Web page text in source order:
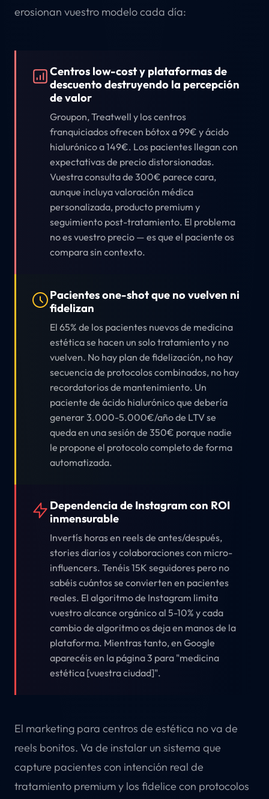
erosionan vuestro modelo cada día:
Centros low-cost y plataformas de
descuento destruyendo la percepción
de valor
Groupon, Treatwell y los centros
franquiciados ofrecen bótox a 99€ y ácido
hialurónico a 149€. Los pacientes llegan con
expectativas de precio distorsionadas.
Vuestra consulta de 300€ parece cara,
aunque incluya valoración médica
personalizada, producto premium y
seguimiento post-tratamiento. El problema
no es vuestro precio — es que el paciente os
compara sin contexto.
Pacientes one-shot que no vuelven ni
fidelizan
El 65% de los pacientes nuevos de medicina
estética se hacen un solo tratamiento y no
vuelven. No hay plan de fidelización, no hay
secuencia de protocolos combinados, no hay
recordatorios de mantenimiento. Un
paciente de ácido hialurónico que debería
generar 3.000-5.000€/año de LTV se
queda en una sesión de 350€ porque nadie
le propone el protocolo completo de forma
automatizada.
Dependencia de Instagram con ROI
inmensurable
Invertís horas en reels de antes/después,
stories diarios y colaboraciones con micro-
influencers. Tenéis 15K seguidores pero no
sabéis cuántos se convierten en pacientes
reales. El algoritmo de Instagram limita
vuestro alcance orgánico al 5-10% y cada
cambio de algoritmo os deja en manos de la
plataforma. Mientras tanto, en Google
aparecéis en la página 3 para "medicina
estética [vuestra ciudad]".
El marketing para centros de estética no va de
reels bonitos. Va de instalar un sistema que
capture pacientes con intención real de
tratamiento premium y los fidelice con protocolos